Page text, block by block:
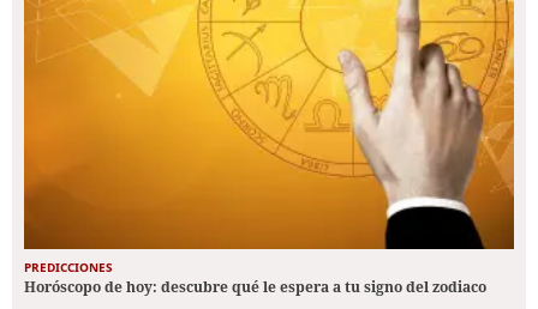
PREDICCIONES
Horóscopo de hoy: descubre qué le espera a tu signo del zodiaco